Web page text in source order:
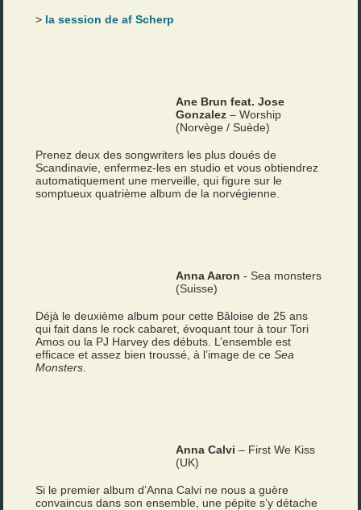
> la session de af Scherp
Ane Brun feat. Jose
Gonzalez – Worship
(Norvège / Suède)
Prenez deux des songwriters les plus doués de
Scandinavie, enfermez-les en studio et vous obtiendrez
automatiquement une merveille, qui figure sur le
somptueux quatrième album de la norvégienne.
Anna Aaron - Sea monsters
(Suisse)
Déjà le deuxième album pour cette Bâloise de 25 ans
qui fait dans le rock cabaret, évoquant tour à tour Tori
Amos ou la PJ Harvey des débuts. L’ensemble est
efficace et assez bien troussé, à l’image de ceSea
Monsters
Anna Calvi – First We Kiss
(UK)
Si le premier album d’Anna Calvi ne nous a guère
convaincus dans son ensemble, une pépite s’y détache